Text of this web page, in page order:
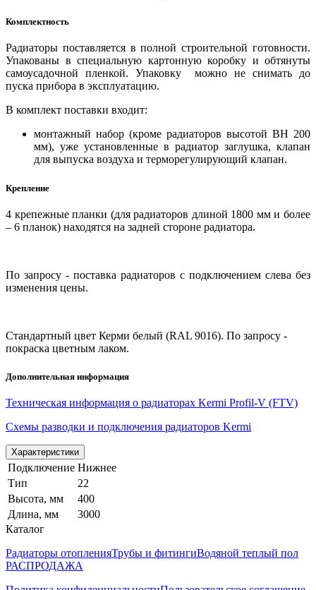
Комплектность
Радиаторы поставляется в полной строительной готовности.
Упакованы в специальную картонную коробку и обтянуты
самоусадочной пленкой. Упаковку можно не снимать до
пуска прибора в эксплуатацию.
В комплект поставки входит:
монтажный набор (кроме радиаторов высотой BH 200
мм), уже установленные в радиатор заглушка, клапан
для выпуска воздуха и терморегулирующий клапан.
Крепление
4 крепежные планки (для радиаторов длиной 1800 мм и более
– 6 планок) находятся на задней стороне радиатора.
По запросу - поставка радиаторов с подключением слева без
изменения цены.
Стандартный цвет Керми белый (RAL 9016). По запросу -
покраска цветным лаком.
Дополнительная информация
Техническая информация о радиаторах Kermi Profil-V (FTV)
Схемы разводки и подключения радиаторов Kermi
Характеристики
Подключение Нижнее
Тип
22
Высота, мм
400
Длина, мм
3000
Каталог
Радиаторы отопленияТрубы и фитингиВодяной теплый пол
РАСПРОДАЖА